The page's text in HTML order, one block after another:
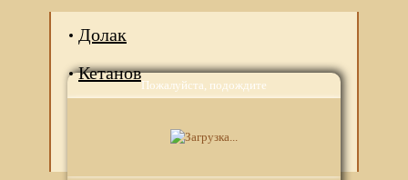
Пожалуйста, подождите
Долак
Кетанов